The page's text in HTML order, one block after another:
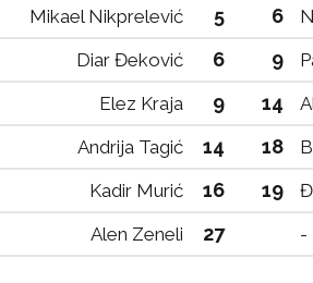
Mikael Nikprelević
5 6
Diar Đeković
6 9
Elez Kraja
9 14
Andrija Tagić
14 18
Kadir Murić
16 19
Alen Zeneli
27 -